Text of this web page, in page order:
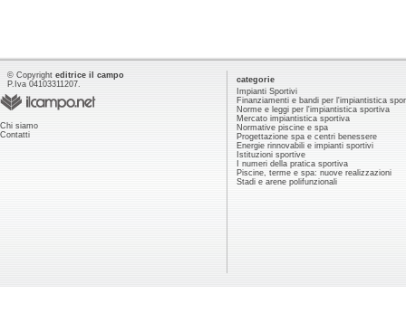
© Copyright editrice il campo
P.Iva 04103311207.
Chi siamo
Contatti
categorie
Impianti Sportivi
Finanziamenti e bandi per l'impiantistica
Norme e leggi per l'impiantistica sportiva
Mercato impiantistica sportiva
Normative piscine e spa
Progettazione spa e centri benessere
Energie rinnovabili e impianti sportivi
Istituzioni sportive
I numeri della pratica sportiva
Piscine, terme e spa: nuove realizzazioni
Stadi e arene polifunzionali